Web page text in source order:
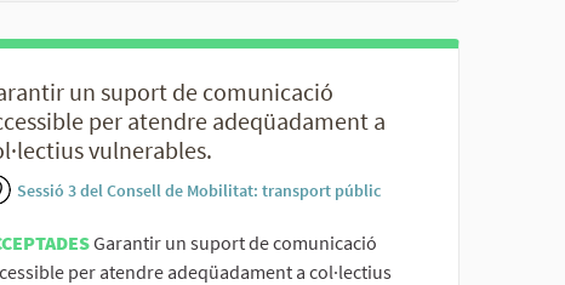
un suport de comunicació
per atendre adeqüadament a
vulnerables.
Sessió 3 del Consell de Mobilitat: transport públic
Garantir un suport de comunicació
per atendre adeqüadament a col·lectius